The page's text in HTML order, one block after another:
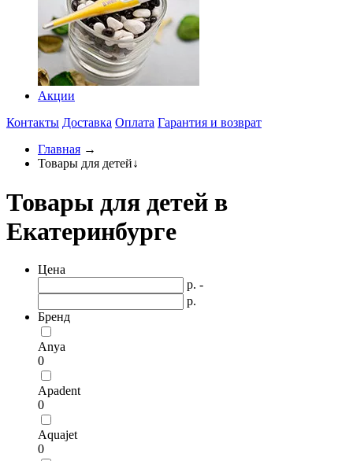
Акции
Контакты Доставка Оплата Гарантия и возврат
Главная →
Товары для детей↓
Товары для детей в
Екатеринбурге
Цена
р. -
р.
Бренд
Anya
0
Apadent
0
Aquajet
0